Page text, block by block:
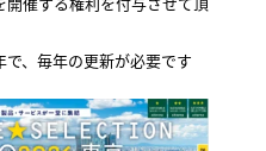
、毎年の更新が必要です